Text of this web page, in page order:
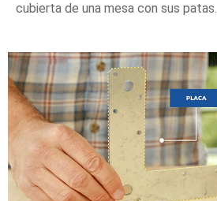
cubierta de una mesa con sus patas.